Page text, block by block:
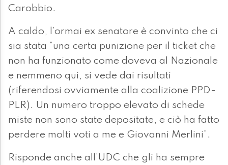
Carobbio.
A caldo, l’ormai ex senatore è convinto che ci
sia stata “una certa punizione per il ticket che
non ha funzionato come doveva al Nazionale
e nemmeno qui, si vede dai risultati
(riferendosi ovviamente alla coalizione PPD-
PLR). Un numero troppo elevato di schede
miste non sono state depositate, e ciò ha fatto
perdere molti voti a me e Giovanni Merlini”.
Risponde anche all’UDC che gli ha sempre